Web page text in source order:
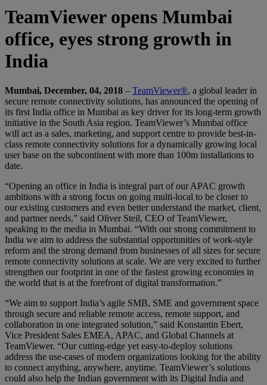
TeamViewer opens Mumbai
office, eyes strong growth in
India
Mumbai, December, 04, 2018 – TeamViewer®, a global leader in
secure remote connectivity solutions, has announced the opening of
its first India office in Mumbai as key driver for its long-term growth
initiative in the South Asia region. TeamViewer’s Mumbai office
will act as a sales, marketing, and support centre to provide best-in-
class remote connectivity solutions for a dynamically growing local
user base on the subcontinent with more than 100m installations to
date.
“Opening an office in India is integral part of our APAC growth
ambitions with a strong focus on going multi-local to be closer to
our existing customers and even better understand the market, client,
and partner needs,” said Oliver Steil, CEO of TeamViewer,
speaking to the media in Mumbai. “With our strong commitment to
India we aim to address the substantial opportunities of work-style
reform and the strong demand from businesses of all sizes for secure
remote connectivity solutions at scale. We are very excited to further
strengthen our footprint in one of the fastest growing economies in
the world that is at the forefront of digital transformation.”
“We aim to support India’s agile SMB, SME and government space
through secure and reliable remote access, remote support, and
collaboration in one integrated solution,” said Konstantin Ebert,
Vice President Sales EMEA, APAC, and Global Channels at
TeamViewer. “Our cutting-edge yet easy-to-deploy solutions
address the use-cases of modern organizations looking for the ability
to connect anything, anywhere, anytime. TeamViewer’s solutions
could also help the Indian government with its Digital India and